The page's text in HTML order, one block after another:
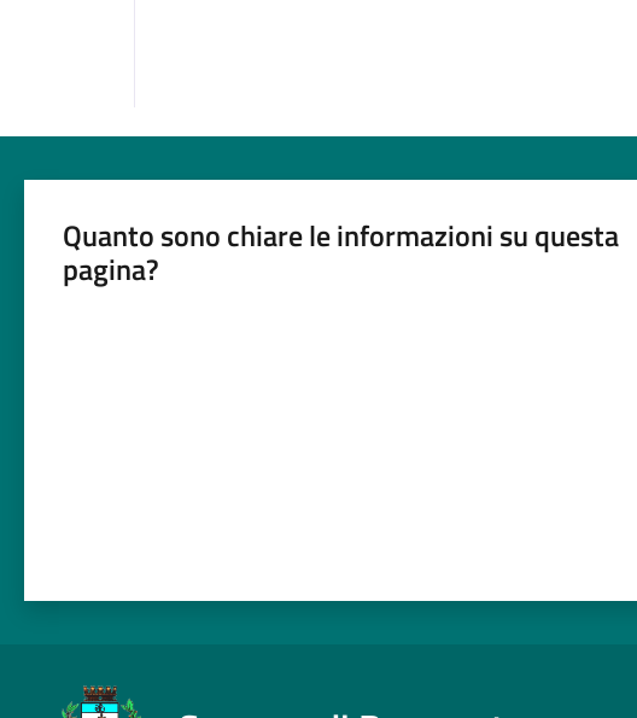
Quanto sono chiare le informazioni su questa
pagina?